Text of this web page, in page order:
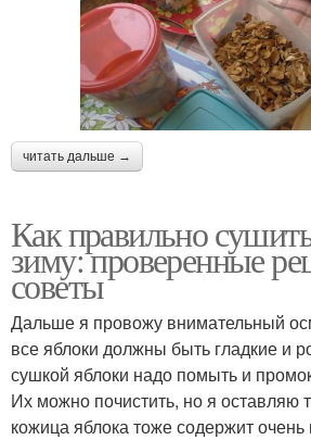
читать дальше →
Как правильно
зиму: проверенные
советы
Дальше я провожу внимательный
все яблоки должны быть гладкие и
сушкой яблоки надо помыть и
Их можно почистить, но я оставляю
кожица яблока тоже содержит очень